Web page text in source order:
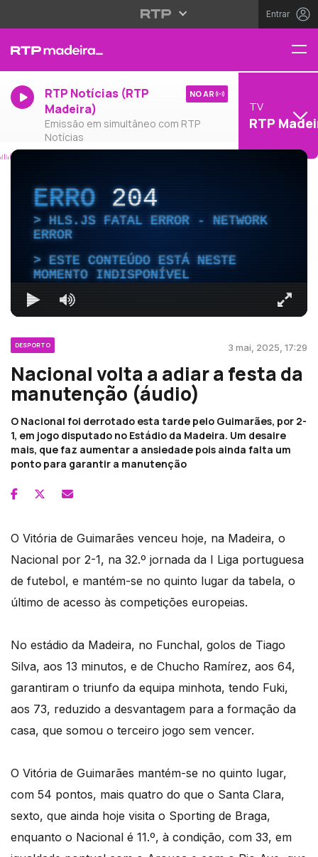
Entrar
RTP Notícias (RTP
Madeira)
Emissão em simultâneo com RTP
Notícias
NO AR
TV
RTP
ERRO204
HLS.JS FATAL ERROR - NETWORK
ERROR
ESTE CONTEÚDO ESTÁ NESTE
MOMENTO INDISPONÍVEL
DESPORTO 3 mai, 2025, 17:29
Nacional volta a adiar a festa da
manutenção (áudio)
O Nacional foi derrotado esta tarde pelo Guimarães, por 2-
1, em jogo disputado no Estádio da Madeira. Um desaire
mais, que faz aumentar a ansiedade pois ainda falta um
ponto para garantir a manutenção
O Vitória de Guimarães venceu hoje, na Madeira, o
Nacional por 2-1, na 32.º jornada da I Liga portuguesa
de futebol, e mantém-se no quinto lugar da tabela, o
último de acesso às competições europeias.
No estádio da Madeira, no Funchal, golos de Tiago
Silva, aos 13 minutos, e de Chucho Ramírez, aos 64,
garantiram o triunfo da equipa minhota, tendo Fuki,
aos 73, reduzido a desvantagem para a formação da
casa, que somou o terceiro jogo sem vencer.
O Vitória de Guimarães mantém-se no quinto lugar,
com 54 pontos, mais quatro do que o Santa Clara,
sexto, que ainda hoje visita o Sporting de Braga,
enquanto o Nacional é 11.º, à condição, com 33, em